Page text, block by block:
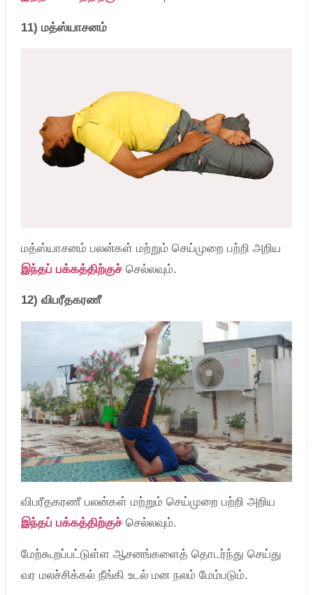
11) மத்ஸ்யாசனம்
மத்ஸ்யாசனம் பலன்கள் மற்றும் செய்முறை பற்றி அறிய
இந்தப் பக்கத்திற்குச்செல்லவும்.
12) விபரீதகரணீ
விபரீதகரணீ பலன்கள் மற்றும் செய்முறை பற்றி அறிய
இந்தப் பக்கத்திற்குச்செல்லவும்.
மேற்கூறப்பட்டுள்ள ஆசனங்களைத் தொடர்ந்து செய்து
வர மலச்சிக்கல் நீங்கி உடல் மன நலம் மேம்படும்.